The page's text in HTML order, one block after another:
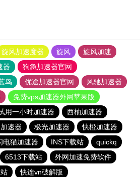
旋风加速度器 旋风
旋风加速
器
狗急加速器官网
鸟 优途加速器官网
风驰加速器
免费vps加速器外网苹果版
用一小时加速器
西柚加速器
速器 极光加速器
快橙加速器
电猫加速器 INS下载站
quickq
6513下载站
外网加速免费软件
快连vn破解版